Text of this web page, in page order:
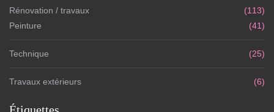
Rénovation / travaux
(113)
Peinture
(41)
Technique (25)
Travaux extérieurs (6)